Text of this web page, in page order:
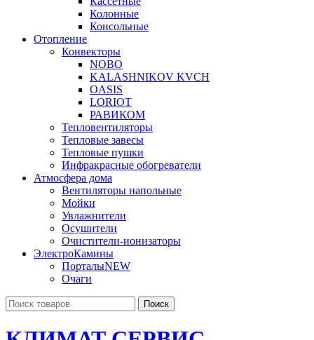
Колонные
Консольные
Отопление
Конвекторы
NOBO
KALASHNIKOV KVCH
OASIS
LORIOT
РАВИКОМ
Тепловентиляторы
Тепловые завесы
Тепловые пушки
Инфракрасные обогреватели
Атмосфера дома
Вентиляторы напольные
Мойки
Увлажнители
Осушители
Очистители-ионизаторы
ЭлектроКамины
ПорталыNEW
Очаги
Поиск